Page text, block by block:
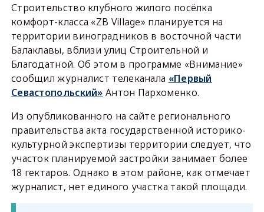
Строительство клубного жилого посёлка
комфорт-класса «ZB Village» планируется на
территории виноградников в восточной части
Балаклавы, вблизи улиц Строительной и
Благодатной. Об этом в программе «Внимание»
сообщил журналист телеканала «Первый
Севастопольский» Антон Пархоменко.
Из опубликованного на сайте регионального
правительства акта государственной историко-
культурной экспертизы территории следует, что
участок планируемой застройки занимает более
18 гектаров. Однако в этом районе, как отмечает
журналист, нет единого участка такой площади.